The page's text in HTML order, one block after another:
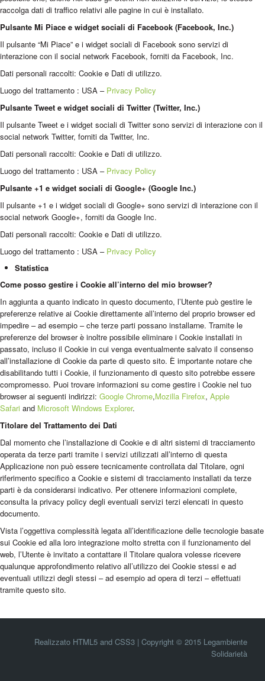
raccolga dati di traffico relativi alle pagine in cui è installato.
Pulsante Mi Piace e widget sociali di Facebook (Facebook, Inc.)
Il pulsante “Mi Piace” e i widget sociali di Facebook sono servizi di
interazione con il social network Facebook, forniti da Facebook, Inc.
Dati personali raccolti: Cookie e Dati di utilizzo.
Luogo del trattamento : USA – Privacy Policy
Pulsante Tweet e widget sociali di Twitter (Twitter, Inc.)
Il pulsante Tweet e i widget sociali di Twitter sono servizi di interazione con il
social network Twitter, forniti da Twitter, Inc.
Dati personali raccolti: Cookie e Dati di utilizzo.
Luogo del trattamento : USA – Privacy Policy
Pulsante +1 e widget sociali di Google+ (Google Inc.)
Il pulsante +1 e i widget sociali di Google+ sono servizi di interazione con il
social network Google+, forniti da Google Inc.
Dati personali raccolti: Cookie e Dati di utilizzo.
Luogo del trattamento : USA – Privacy Policy
Statistica
Come posso gestire i Cookie all’interno del mio browser?
In aggiunta a quanto indicato in questo documento, l’Utente può gestire le
preferenze relative ai Cookie direttamente all’interno del proprio browser ed
impedire – ad esempio – che terze parti possano installarne. Tramite le
preferenze del browser è inoltre possibile eliminare i Cookie installati in
passato, incluso il Cookie in cui venga eventualmente salvato il consenso
all’installazione di Cookie da parte di questo sito. È importante notare che
disabilitando tutti i Cookie, il funzionamento di questo sito potrebbe essere
compromesso. Puoi trovare informazioni su come gestire i Cookie nel tuo
browser ai seguenti indirizzi: Google Chrome,Mozilla Firefox, Apple
Safari and Microsoft Windows Explorer.
Titolare del Trattamento dei Dati
Dal momento che l’installazione di Cookie e di altri sistemi di tracciamento
operata da terze parti tramite i servizi utilizzati all’interno di questa
Applicazione non può essere tecnicamente controllata dal Titolare, ogni
riferimento specifico a Cookie e sistemi di tracciamento installati da terze
parti è da considerarsi indicativo. Per ottenere informazioni complete,
consulta la privacy policy degli eventuali servizi terzi elencati in questo
documento.
Vista l’oggettiva complessità legata all’identificazione delle tecnologie basate
sui Cookie ed alla loro integrazione molto stretta con il funzionamento del
web, l’Utente è invitato a contattare il Titolare qualora volesse ricevere
qualunque approfondimento relativo all’utilizzo dei Cookie stessi e ad
eventuali utilizzi degli stessi – ad esempio ad opera di terzi – effettuati
tramite questo sito.
Realizzato HTML5 and CSS3 | Copyright © 2015 Legambiente
Solidarietà